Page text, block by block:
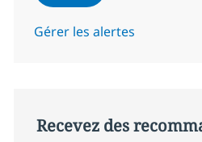
Gérer les alertes
Recevez des